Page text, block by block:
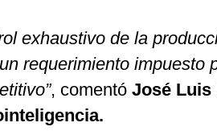
exhaustivo de la
requerimiento impuesto
, comentó José Luis